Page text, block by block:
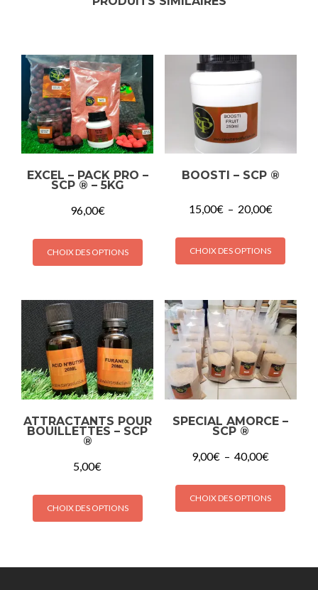
EXCEL – PACK PRO –
SCP ® – 5KG
96,00€
CHOIX DES OPTIONS
BOOSTI – SCP ®
15,00€ – 20,00€
CHOIX DES OPTIONS
ATTRACTANTS POUR
BOUILLETTES – SCP
®
5,00€
CHOIX DES OPTIONS
SPECIAL AMORCE –
SCP ®
9,00€ – 40,00€
CHOIX DES OPTIONS